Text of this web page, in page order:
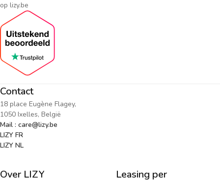
op lizy.be
Contact
18 place Eugène Flagey,
1050 Ixelles, België
Mail : care@lizy.be
LIZY FR
LIZY NL
Over LIZY
Leasing per